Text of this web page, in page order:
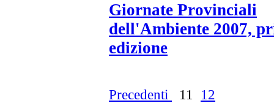
Giornate Provinciali
dell'Ambiente 2007,
edizione
Precedenti 11 12